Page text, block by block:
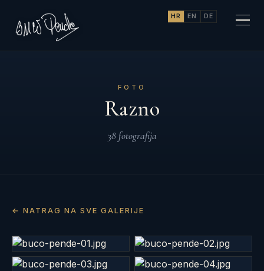
HR EN DE
FOTO
Razno
38 fotografija
← NATRAG NA SVE GALERIJE